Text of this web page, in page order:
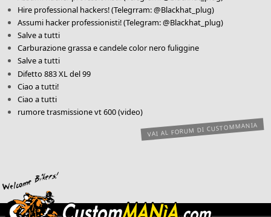
Hire professional hackers! (Telegrram: @Blackhat_plug)
Assumi hacker professionisti! (Telegram: @Blackhat_plug)
Salve a tutti
Carburazione grassa e candele color nero fuliggine
Salve a tutti
Difetto 883 XL del 99
Ciao a tutti!
Ciao a tutti
rumore trasmissione vt 600 (video)
VAI AL FORUM DI CUSTOMMANIA